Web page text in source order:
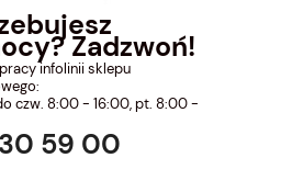
Zadzwoń!
infolinii sklepu
czw. 8:00 - 16:00, pt. 8:00 -
59 00